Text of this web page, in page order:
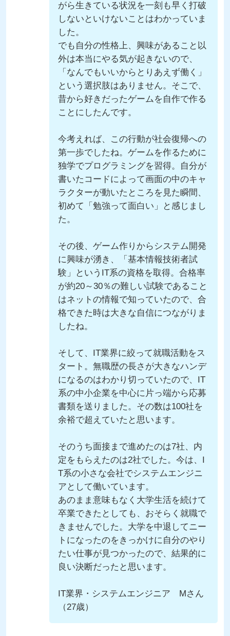
がら生きている状況を一刻も早く打破
しないといけないことはわかっていま
した。
でも自分の性格上、興味があること以
外は本当にやる気が起きないので、
「なんでもいいからとりあえず働く」
という選択肢はありません。そこで、
昔から好きだったゲームを自作で作る
ことにしたんです。
今考えれば、この行動が社会復帰への
第一歩でしたね。ゲームを作るために
独学でプログラミングを習得。自分が
書いたコードによって画面の中のキャ
ラクターが動いたところを見た瞬間、
初めて「勉強って面白い」と感じまし
た。
その後、ゲーム作りからシステム開発
に興味が湧き、「基本情報技術者試
験」というIT系の資格を取得。合格率
が約20～30％の難しい試験であること
はネットの情報で知っていたので、合
格できた時は大きな自信につながりま
したね。
そして、IT業界に絞って就職活動をス
タート。無職歴の長さが大きなハンデ
になるのはわかり切っていたので、IT
系の中小企業を中心に片っ端から応募
書類を送りました。その数は100社を
余裕で超えていたと思います。
そのうち面接まで進めたのは7社、内
定をもらえたのは2社でした。今は、I
T系の小さな会社でシステムエンジニ
アとして働いています。
あのまま意味もなく大学生活を続けて
卒業できたとしても、おそらく就職で
きませんでした。大学を中退してニー
トになったのをきっかけに自分のやり
たい仕事が見つかったので、結果的に
良い決断だったと思います。
IT業界・システムエンジニア Mさん
（27歳）